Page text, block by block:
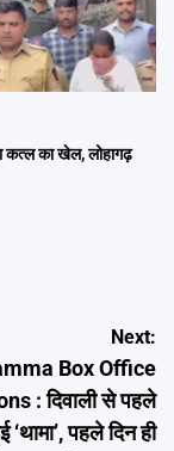
का खेल, लोहागढ़
Next:
Box Office
: दिवाली से पहले
‘थामा’, पहले दिन ही